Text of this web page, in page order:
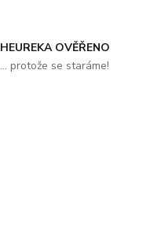
HEUREKA OVĚŘENO
... protože se staráme!